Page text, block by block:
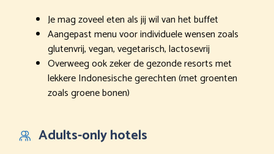
Je mag zoveel eten als jij wil van het buffet
Aangepast menu voor individuele wensen zoals
glutenvrij, vegan, vegetarisch, lactosevrij
Overweeg ook zeker de gezonde resorts met
lekkere Indonesische gerechten (met groenten
zoals groene bonen)
Adults-only hotels